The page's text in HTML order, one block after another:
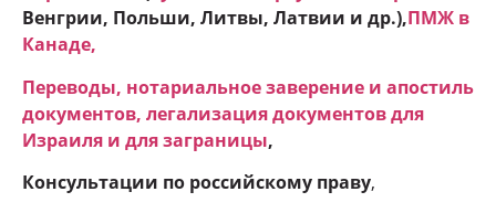
Венгрии, Польши, Литвы, Латвии и др.),ПМЖ в
Канаде,
Переводы, нотариальное заверение и апостиль
документов, легализация документов для
Израиля и для заграницы,
Консультации по российскому праву,